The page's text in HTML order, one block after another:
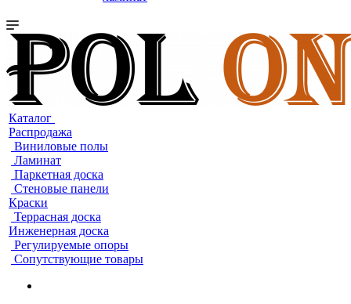
Каталог
Распродажа
Виниловые полы
Ламинат
Паркетная доска
Стеновые панели
Краски
Террасная доска
Инженерная доска
Регулируемые опоры
Сопутствующие товары